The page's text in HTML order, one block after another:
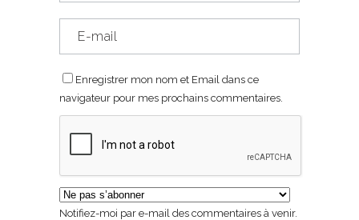
Enregistrer mon nom et Email dans ce
navigateur pour mes prochains commentaires.
Notifiez-moi par e-mail des commentaires à venir.